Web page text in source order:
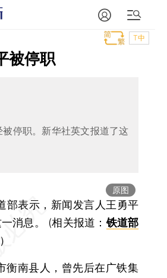
T中
被停职
停职。新华社英文报道了这
原图
部表示，新闻发言人王勇平
消息。 (相关报道：铁道部
）
南县人，曾先后在广铁集